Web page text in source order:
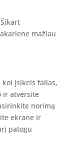
mažiau
įsikels failas,
ir atversite
norimą
ekrane ir
patogu